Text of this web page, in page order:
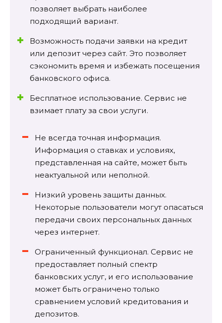
позволяет выбрать наиболее
подходящий вариант.
Возможность подачи заявки на кредит
или депозит через сайт. Это позволяет
сэкономить время и избежать посещения
банковского офиса.
Бесплатное использование. Сервис не
взимает плату за свои услуги.
Не всегда точная информация.
Информация о ставках и условиях,
представленная на сайте, может быть
неактуальной или неполной.
Низкий уровень защиты данных.
Некоторые пользователи могут опасаться
передачи своих персональных данных
через интернет.
Ограниченный функционал. Сервис не
предоставляет полный спектр
банковских услуг, и его использование
может быть ограничено только
сравнением условий кредитования и
депозитов.